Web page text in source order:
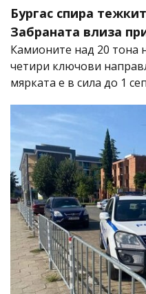
Бургас спира
Забраната влиза
Камионите над 20 тона
четири ключови
мярката е в сила до 1